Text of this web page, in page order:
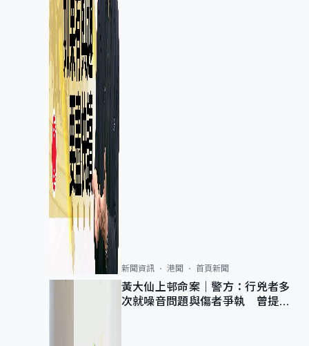
新聞資訊 港聞 首頁新聞
黃大仙上邨命案｜警方：行兇者多
次就噪音問題與傷者爭執 曾提出